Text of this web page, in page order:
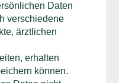
Daten
verschiedene
ärztlichen
erhalten
können.